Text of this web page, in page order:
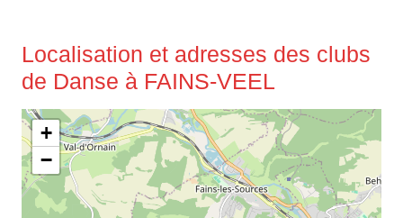
Localisation et adresses des clubs
de Danse à FAINS-VEEL
+
−